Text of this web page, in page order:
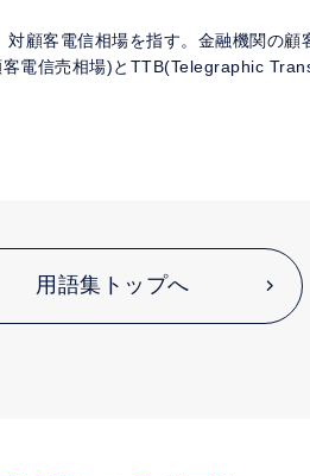
顧客電信相場を指す。金融機関の顧
電信売相場)とTTB(Telegraphic
用語集トップへ